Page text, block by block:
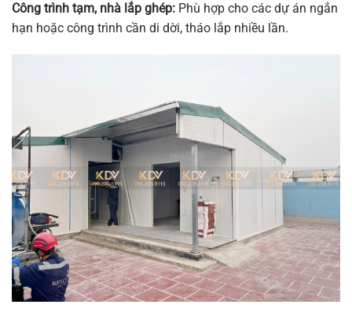
Công trình tạm, nhà lắp ghép: Phù hợp cho các dự án ngắn
hạn hoặc công trình cần di dời, tháo lắp nhiều lần.